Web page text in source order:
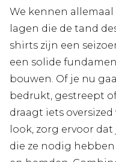
We kennen
lagen die de tand
shirts zijn een
een solide
bouwen. Of je nu
bedrukt, gestreept
draagt iets
look, zorg ervoor
die ze nodig